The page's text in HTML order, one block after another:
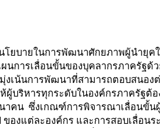
โยบายในการพัฒนาศักยภาพผู้นำยุค
นการเลื่อนขั้นของบุคลากรภาครัฐด้
งเน้นการพัฒนาที่สามารถตอบสนอง
ห้ผู้บริหารทุกระดับในองค์กรภาครัฐต้
าคน ซึ่งเกณฑ์การพิจารณาเลื่อนขั้น
ของแต่ละองค์กร และการสอบเลื่อน